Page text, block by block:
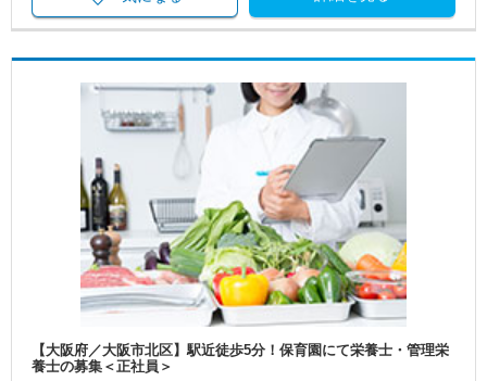
【大阪府／大阪市北区】駅近徒歩5分！保育園にて栄養士・管理栄
養士の募集＜正社員＞